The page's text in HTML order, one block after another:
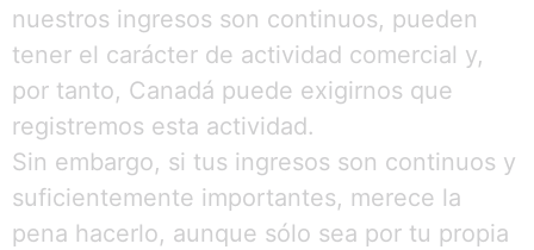
nuestros ingresos son continuos, pueden
tener el carácter de actividad comercial y,
por tanto, Canadá puede exigirnos que
registremos esta actividad.
Sin embargo, si tus ingresos son continuos y
suficientemente importantes, merece la
pena hacerlo, aunque sólo sea por tu propia